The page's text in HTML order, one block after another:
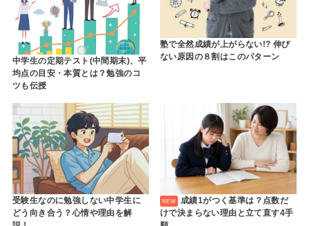
中学生の定期テスト(中間期末)、平
均点の目安・本質とは？勉強のコ
ツも伝授
塾で全然成績が上がらない!? 伸び
ない原因の８割はこのパターン
受験生なのに勉強しない中学生に
どう向き合う？心情や理由を解
成績1がつく基準は？点数だ
けで決まらない理由と立て直す4手